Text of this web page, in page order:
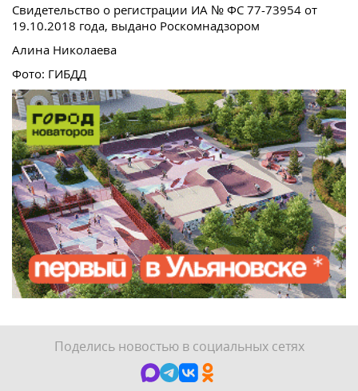
Свидетельство о регистрации ИА № ФС 77-73954 от
19.10.2018 года, выдано Роскомнадзором
Алина Николаева
Фото: ГИБДД
Поделись новостью в социальных сетях